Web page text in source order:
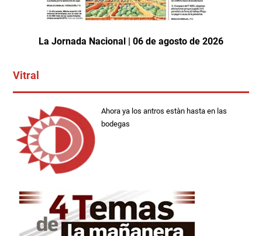
La Jornada Nacional | 06 de agosto de 2026
Vitral
Ahora ya los antros estàn hasta en las
bodegas